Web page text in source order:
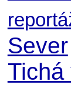
Sever
Tichá